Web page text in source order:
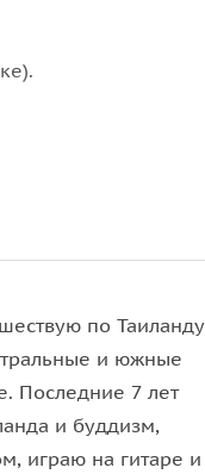
идеальное
по Таиланду
и южные
Последние 7 лет
и буддизм,
играю на гитаре и